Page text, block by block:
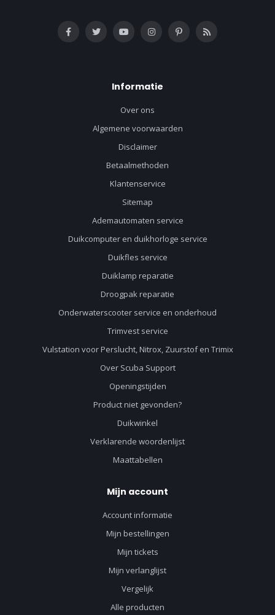
Informatie
Over ons
Algemene voorwaarden
Disclaimer
Betaalmethoden
Klantenservice
Sitemap
Ademautomaten service
Duikcomputer en duikhorloge service
Duikfles service
Duiklamp reparatie
Droogpak reparatie
Onderwaterscooter service en onderhoud
Trimvest service
Vulstation voor Perslucht, Nitrox, Zuurstof en Trimix
Over Scuba Support
Openingstijden
Product niet gevonden?
Duikwinkel
Verklarende woordenlijst
Maattabellen
Mijn account
Account informatie
Mijn bestellingen
Mijn tickets
Mijn verlanglijst
Vergelijk
Alle producten